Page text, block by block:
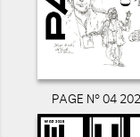
PAGE N° 04